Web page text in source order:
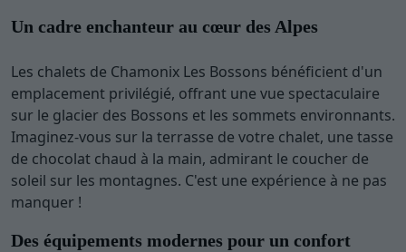
Un cadre enchanteur au cœur des Alpes
Les chalets de Chamonix Les Bossons bénéficient d'un
emplacement privilégié, offrant une vue spectaculaire
sur le glacier des Bossons et les sommets environnants.
Imaginez-vous sur la terrasse de votre chalet, une tasse
de chocolat chaud à la main, admirant le coucher de
soleil sur les montagnes. C'est une expérience à ne pas
manquer !
Des équipements modernes pour un confort